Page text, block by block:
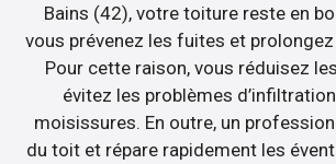
Bains (42), votre toiture reste en
vous prévenez les fuites et prolongez
Pour cette raison, vous réduisez
évitez les problèmes d’infiltration
moisissures. En outre, un
du toit et répare rapidement les